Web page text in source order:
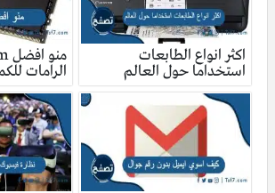
اكثر انواع الطابعات
استخداما حول العالم
الرامات